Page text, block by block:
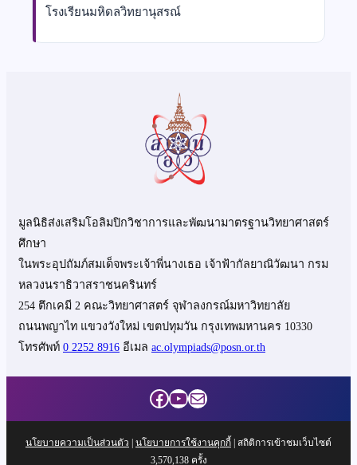
โรงเรียนมหิดลวิทยานุสรณ์
มูลนิธิส่งเสริมโอลิมปิกวิชาการและพัฒนามาตรฐานวิทยาศาสตร์
ศึกษา
ในพระอุปถัมภ์สมเด็จพระเจ้าพี่นางเธอ เจ้าฟ้ากัลยาณิวัฒนา กรม
หลวงนราธิวาสราชนครินทร์
254 ตึกเคมี 2 คณะวิทยาศาสตร์ จุฬาลงกรณ์มหาวิทยาลัย
ถนนพญาไท แขวงวังใหม่ เขตปทุมวัน กรุงเทพมหานคร 10330
โทรศัพท์ 0 2252 8916 อีเมล ac.olympiads@posn.or.th
Facebook
YouTube
Mail
นโยบายความเป็นส่วนตัว | นโยบายการใช้งานคุกกี้ | สถิติการเข้าชมเว็บไซต์
3,570,138ครั้ง